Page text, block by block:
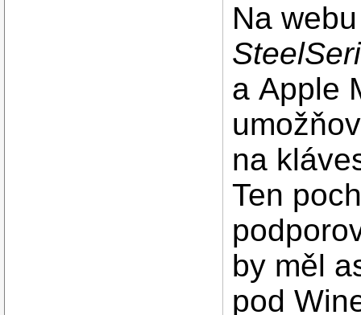
Na
a Apple
na
Ten
by měl
pod